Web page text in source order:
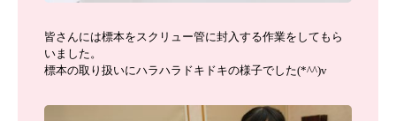
皆さんには標本をスクリュー管に封入する作業をしてもら
いました。
標本の取り扱いにハラハラドキドキの様子でした(*^^)v